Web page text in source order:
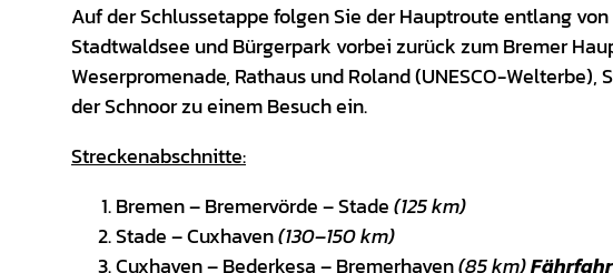
Auf der Schlussetappe folgen Sie der Hauptroute entlang
Stadtwaldsee und Bürgerpark vorbei zurück zum Bremer
Weserpromenade, Rathaus und Roland (UNESCO-
der Schnoor zu einem Besuch ein.
Streckenabschnitte:
Bremen – Bremervörde – Stade(125 km)
Stade – Cuxhaven(130–150 km)
Cuxhaven – Bederkesa – Bremerhaven(85 km)